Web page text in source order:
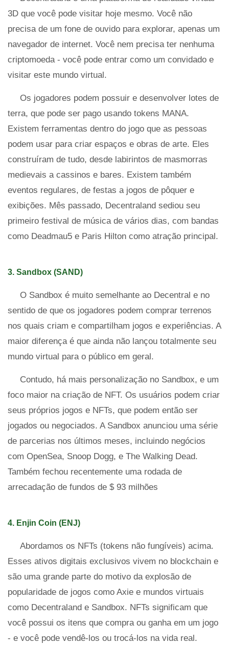
3D que você pode visitar hoje mesmo. Você não
precisa de um fone de ouvido para explorar, apenas um
navegador de internet. Você nem precisa ter nenhuma
criptomoeda - você pode entrar como um convidado e
visitar este mundo virtual.
Os jogadores podem possuir e desenvolver lotes de
terra, que pode ser pago usando tokens MANA.
Existem ferramentas dentro do jogo que as pessoas
podem usar para criar espaços e obras de arte. Eles
construíram de tudo, desde labirintos de masmorras
medievais a cassinos e bares. Existem também
eventos regulares, de festas a jogos de pôquer e
exibições. Mês passado, Decentraland sediou seu
primeiro festival de música de vários dias, com bandas
como Deadmau5 e Paris Hilton como atração principal.
3. Sandbox (SAND)
O Sandbox é muito semelhante ao Decentral e no
sentido de que os jogadores podem comprar terrenos
nos quais criam e compartilham jogos e experiências. A
maior diferença é que ainda não lançou totalmente seu
mundo virtual para o público em geral.
Contudo, há mais personalização no Sandbox, e um
foco maior na criação de NFT. Os usuários podem criar
seus próprios jogos e NFTs, que podem então ser
jogados ou negociados. A Sandbox anunciou uma série
de parcerias nos últimos meses, incluindo negócios
com OpenSea, Snoop Dogg, e The Walking Dead.
Também fechou recentemente uma rodada de
arrecadação de fundos de $ 93 milhões
4. Enjin Coin (ENJ)
Abordamos os NFTs (tokens não fungíveis) acima.
Esses ativos digitais exclusivos vivem no blockchain e
são uma grande parte do motivo da explosão de
popularidade de jogos como Axie e mundos virtuais
como Decentraland e Sandbox. NFTs significam que
você possui os itens que compra ou ganha em um jogo
- e você pode vendê-los ou trocá-los na vida real.